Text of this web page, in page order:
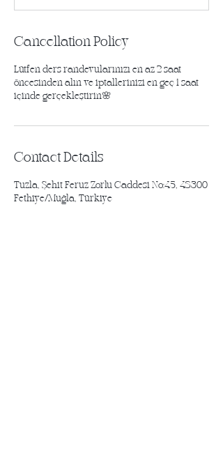
Cancellation Policy
Lütfen ders randevularınızı en az 2 saat
öncesinden alın ve iptallerinizi en geç 1 saat
içinde gerçekleştirin🌸
Contact Details
Tuzla, Şehit Feruz Zorlu Caddesi No:45, 48300
Fethiye/Muğla, Türkiye